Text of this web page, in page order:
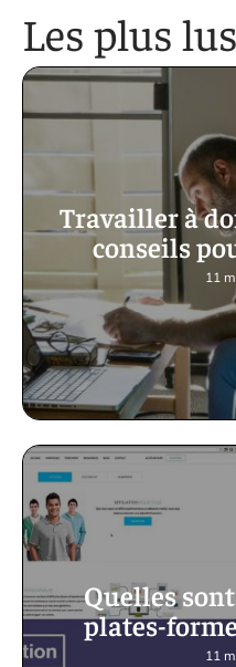
Les plus lus
Travailler à
conseils
11
Quelles
plates-
11